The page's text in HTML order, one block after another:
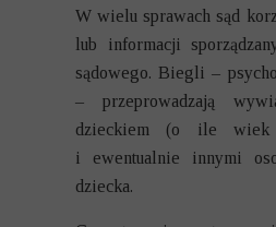
W wielu sprawach sąd
lub informacji
sądowego. Biegli –
– przeprowadzają
dzieckiem (o ile wiek
i ewentualnie innymi
dziecka.